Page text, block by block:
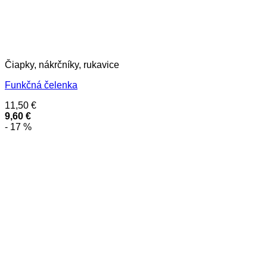
Čiapky, nákrčníky, rukavice
Funkčná čelenka
11,50 €
9,60 €
- 17 %